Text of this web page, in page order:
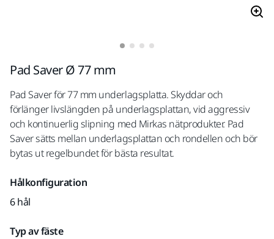
Pad Saver Ø 77 mm
Pad Saver för 77 mm underlagsplatta. Skyddar och
förlänger livslängden på underlagsplattan, vid aggressiv
och kontinuerlig slipning med Mirkas nätprodukter. Pad
Saver sätts mellan underlagsplattan och rondellen och bör
bytas ut regelbundet för bästa resultat.
Hålkonfiguration
6 hål
Typ av fäste